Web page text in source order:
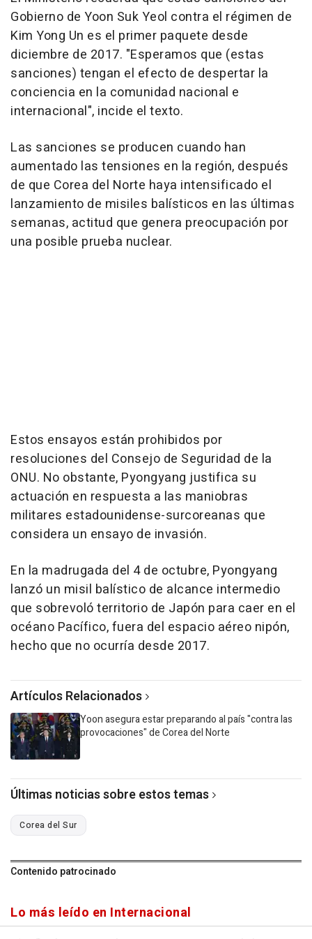
Gobierno de Yoon Suk Yeol contra el régimen de
Kim Yong Un es el primer paquete desde
diciembre de 2017. "Esperamos que (estas
sanciones) tengan el efecto de despertar la
conciencia en la comunidad nacional e
internacional", incide el texto.
Las sanciones se producen cuando han
aumentado las tensiones en la región, después
de que Corea del Norte haya intensificado el
lanzamiento de misiles balísticos en las últimas
semanas, actitud que genera preocupación por
una posible prueba nuclear.
Estos ensayos están prohibidos por
resoluciones del Consejo de Seguridad de la
ONU. No obstante, Pyongyang justifica su
actuación en respuesta a las maniobras
militares estadounidense-surcoreanas que
considera un ensayo de invasión.
En la madrugada del 4 de octubre, Pyongyang
lanzó un misil balístico de alcance intermedio
que sobrevoló territorio de Japón para caer en el
océano Pacífico, fuera del espacio aéreo nipón,
hecho que no ocurría desde 2017.
Artículos Relacionados
Yoon asegura estar preparando al país "contra las
provocaciones" de Corea del Norte
Últimas noticias sobre estos temas
Corea del Sur
Contenido patrocinado
Lo más leído en Internacional